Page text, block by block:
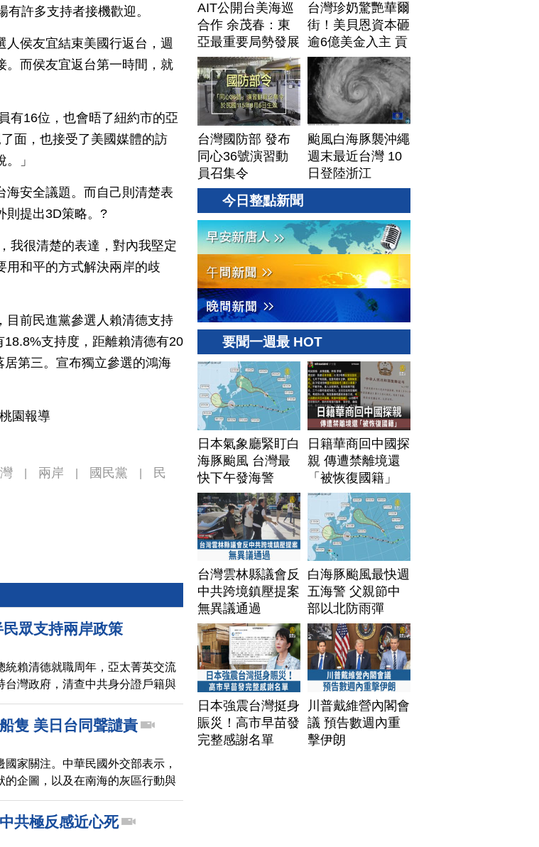
許多支持者接機歡迎。
侯友宜結束美國行返台，週
。而侯友宜返台第一時間，就
有16位，也會晤了紐約市的亞
面，也接受了美國媒體的訪
」
海安全議題。而自己則清楚表
則提出3D策略。?
我很清楚的表達，對內我堅定
用和平的方式解決兩岸的歧
目前民進黨參選人賴清德支持
支持度，距離賴清德有20
第三。宣布獨立參選的鴻海
園報導
兩岸 國民黨
民
眾支持兩岸政策
賴清德就職周年，亞太菁英交流
灣政府，清查中共身分證戶籍與
的兩岸共識，也是賴總統接下來
隻 美日台同聲譴責
家關注。中華民國外交部表示，
的企圖，以及在南海的灰區行動與
律賓外長通話，譴責中共破壞區
防禦條約》對菲律賓的堅定承
田圭秀，也與菲律賓參謀總長進
共極反感近心死
AIT公開台美海巡
合作 余茂春：東
亞最重要局勢發展
台灣珍奶驚艷華爾
街！美貝恩資本砸
逾6億美金入主 貢
茶拓國際版圖加速
攻美？｜#財經新
聞｜
20260806(四)
台灣國防部 發布
同心36號演習動
員召集令
颱風白海豚襲沖繩
週末最近台灣 10
日登陸浙江
今日整點新聞
要聞一週最 HOT
日本氣象廳緊盯白
海豚颱風 台灣最
快下午發海警
日籍華商回中國探
親 傳遭禁離境還
「被恢復國籍」
台灣雲林縣議會反
中共跨境鎮壓提案
無異議通過
白海豚颱風最快週
五海警 父親節中
部以北防雨彈
日本強震台灣挺身
賑災！高市早苗發
完整感謝名單
川普戴維營內閣會
議 預告數週內重
擊伊朗